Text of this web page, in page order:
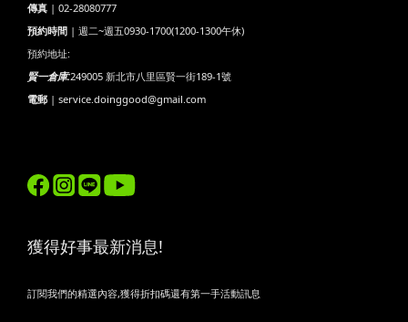
傳真 | 02-28080777
預約時間 | 週二~週五0930-1700(1200-1300午休)
預約地址:
賢一倉庫:249005 新北市八里區賢一街189-1號
電郵 | service.doinggood@gmail.com
獲得好事最新消息!
訂閱我們的精選內容,獲得折扣碼還有第一手活動訊息